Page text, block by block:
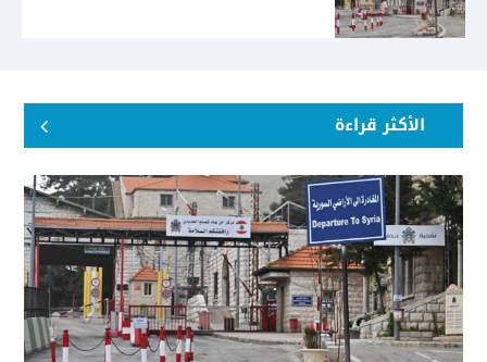
الأكثر قراءة